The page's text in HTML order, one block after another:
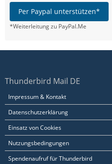
Per Paypal unterstützen*
*Weiterleitung zu PayPal.Me
Thunderbird Mail DE
Impressum & Kontakt
Datenschutzerklärung
Einsatz von Cookies
Nutzungsbedingungen
Spendenaufruf für Thunderbird